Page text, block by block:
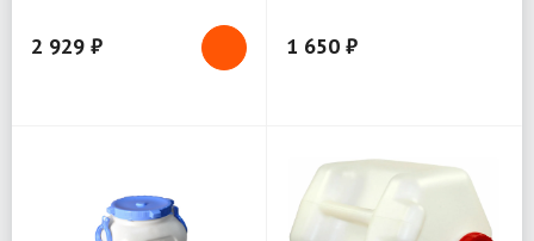
2 929 ₽ 1 650 ₽